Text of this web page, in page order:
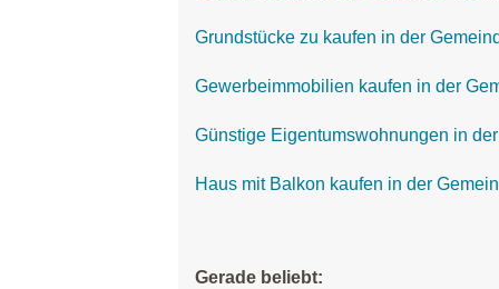
Grundstücke zu kaufen in der
Gewerbeimmobilien kaufen in der
Günstige Eigentumswohnungen in
Haus mit Balkon kaufen in der
Gerade beliebt: